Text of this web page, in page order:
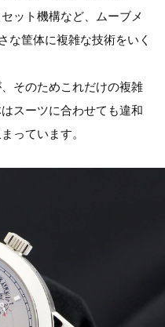
ット機構など、ムーブメ
な筐体に複雑な技術をいく
そのためこれだけの複雑
スーツに合わせても違和
っています。